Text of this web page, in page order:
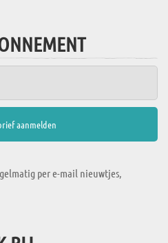
per e-mail nieuwtjes,